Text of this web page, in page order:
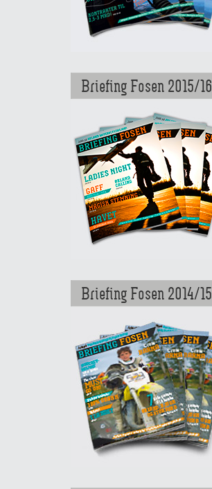
Briefing Fosen 2015/16
Briefing Fosen 2014/15